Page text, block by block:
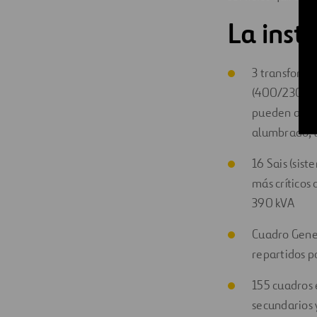
La
3
(400/230 V)
pueden
alumbrado,
16 Sais
más
390 kVA
Cuadro
repartidos
155
secundarios